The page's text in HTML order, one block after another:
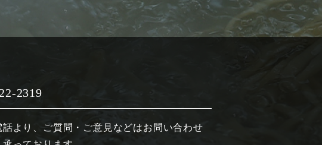
頭販売イベントのお知らせ
格改定のお知らせ
2319
話より、ご質問・ご意見などはお問い合わせ